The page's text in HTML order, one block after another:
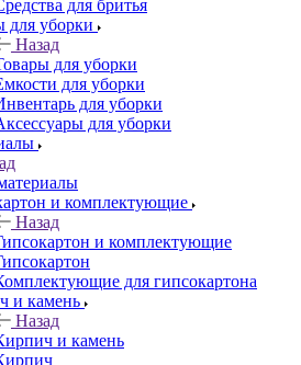
для бритья
для уборки
Назад
для уборки
для уборки
для уборки
для уборки
и комплектующие
Назад
и комплектующие
для гипсокартона
и камень
Назад
и камень